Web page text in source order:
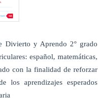
Divierto y Aprendo 2° grado
español, matemáticas,
con la finalidad de reforzar
los aprendizajes esperados